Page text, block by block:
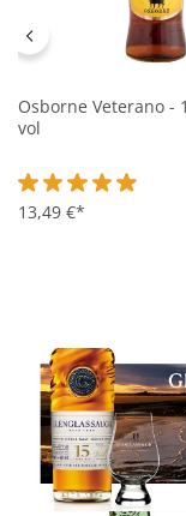
Osborne Veterano -
vol
Durchschnittliche
13,49 €*